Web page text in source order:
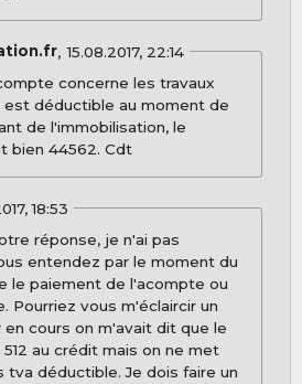
15.08.2017, 22:14
concerne les travaux
est déductible au moment de
de l'immobilisation, le
bien 44562. Cdt
18:53
réponse, je n'ai pas
entendez par le moment du
le paiement de l'acompte ou
Pourriez vous m'éclaircir un
cours on m'avait dit que le
au crédit mais on ne met
tva déductible. Je dois faire un